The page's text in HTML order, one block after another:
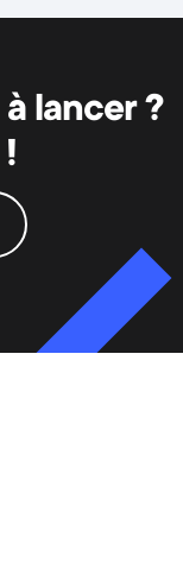
lancer ?